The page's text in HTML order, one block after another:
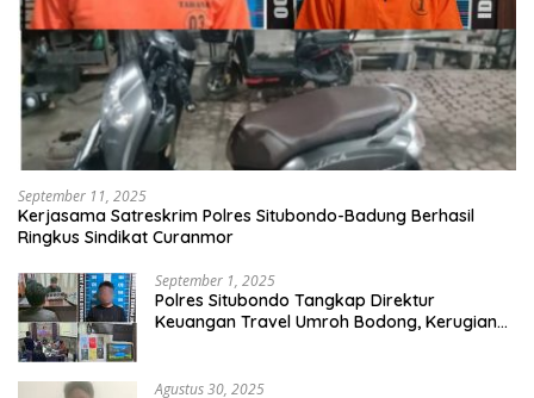
September 11, 2025
Kerjasama Satreskrim Polres Situbondo-Badung Berhasil
Ringkus Sindikat Curanmor
September 1, 2025
Polres Situbondo Tangkap Direktur
Keuangan Travel Umroh Bodong, Kerugian
Agustus 30, 2025